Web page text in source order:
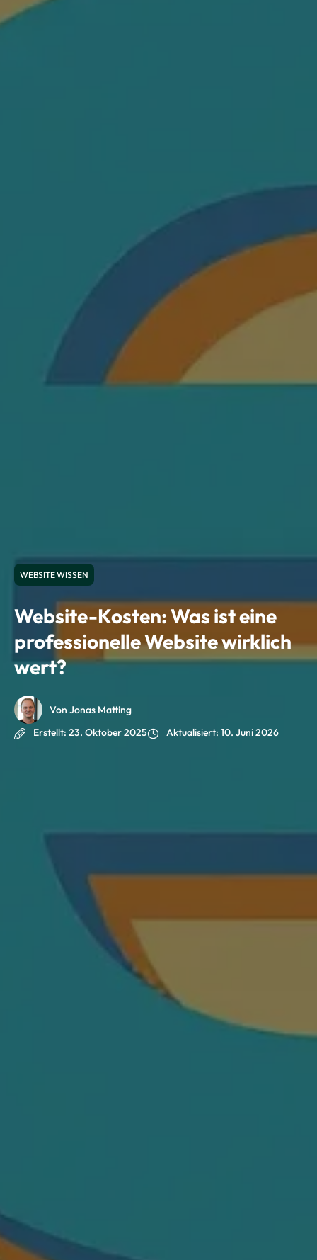
WEBSITE WISSEN
Website-Kosten: Was ist eine
professionelle Website wirklich
wert?
Von Jonas Matting
Erstellt: 23. Oktober 2025 Aktualisiert: 10. Juni 2026